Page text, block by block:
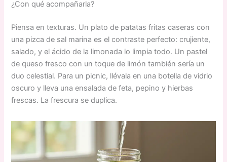
¿Con qué acompañarla?
Piensa en texturas. Un plato de patatas fritas caseras con
una pizca de sal marina es el contraste perfecto: crujiente,
salado, y el ácido de la limonada lo limpia todo. Un pastel
de queso fresco con un toque de limón también sería un
duo celestial. Para un picnic, llévala en una botella de vidrio
oscuro y lleva una ensalada de feta, pepino y hierbas
frescas. La frescura se duplica.